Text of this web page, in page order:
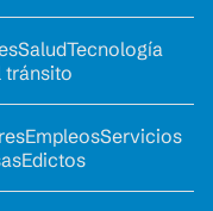
SaludTecnología
tránsito
EmpleosServicios
Edictos